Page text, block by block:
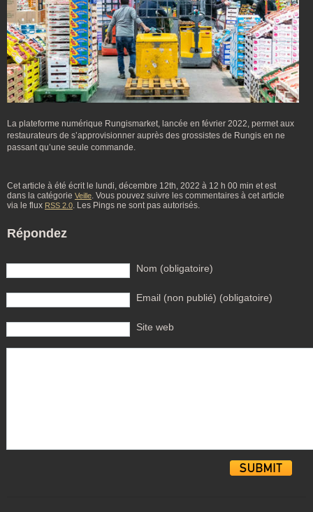
La plateforme numérique Rungismarket, lancée en février 2022, permet aux
restaurateurs de s’approvisionner auprès des grossistes de Rungis en ne
passant qu’une seule commande.
Cet article à été écrit le lundi, décembre 12th, 2022 à 12 h 00 min et est
dans la catégorie Veille. Vous pouvez suivre les commentaires à cet article
via le flux RSS 2.0. Les Pings ne sont pas autorisés.
Répondez
Nom (obligatoire)
Email (non publié) (obligatoire)
Site web